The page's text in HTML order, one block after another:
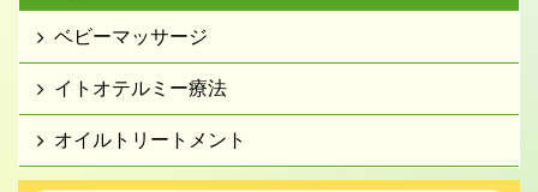
ベビーマッサージ
イトオテルミー療法
オイルトリートメント